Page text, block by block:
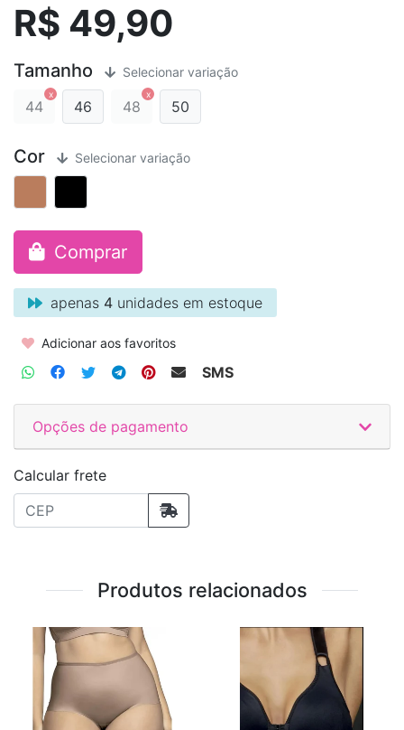
R$ 49,90
Tamanho Selecionar variação
44 46 48 50
Cor Selecionar variação
Comprar
apenas 4 unidades em estoque
Adicionar aos favoritos
SMS
Opções de pagamento
Calcular frete
Produtos relacionados